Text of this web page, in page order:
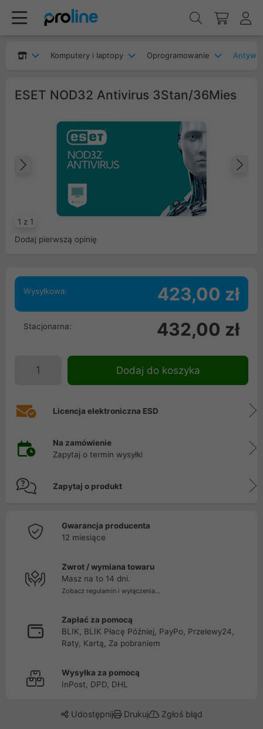
Komputery i laptopy Oprogramowanie
ESET NOD32 Antivirus 3Stan/36Mies
1 z 1
Dodaj pierwszą opinię
Wysyłkowa: 423,00 zł
Stacjonarna: 432,00 zł
Dodaj do koszyka
Licencja elektroniczna ESD
Na zamówienie
Zapytaj o termin wysyłki
Zapytaj o produkt
Gwarancja producenta
12 miesiące
Zwrot / wymiana towaru
Masz na to 14 dni.
Zobacz regulamin i wyłączenia...
Zapłać za pomocą
BLIK, BLIK Płacę Później, PayPo, Przelewy24,
Raty, Kartą, Za pobraniem
Wysyłka za pomocą
InPost, DPD, DHL
Udostępnij Drukuj Zgłoś błąd